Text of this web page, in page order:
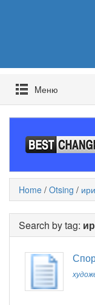
Mеню
Home / Otsing /
Search by tag: